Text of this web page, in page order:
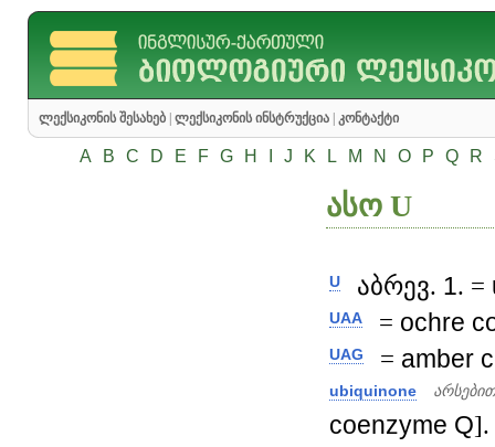
ლექსიკონის შესახებ ლექსიკონის ინსტრუქცია კონტაქტი
A B C D E F G H J K L M N O P Q R
ასო U
U აბრევ. 1. =
UAA = ochre
UAG = amber
ubiquinone
coenzyme Q].